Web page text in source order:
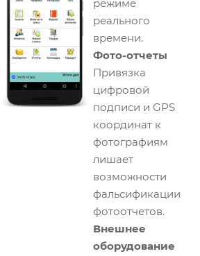
режиме
реального
времени.
Фото-отчеты
Привязка
цифровой
подписи и GPS
координат к
фотографиям
лишает
возможности
фальсификации
фотоотчетов.
Внешнее
оборудование